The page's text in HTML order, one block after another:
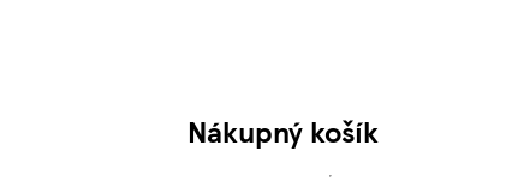
Nákupný košík